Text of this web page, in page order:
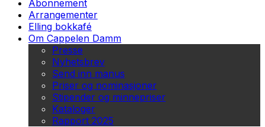
Abonnement
Arrangementer
Elling bokkafé
Om Cappelen Damm
Presse
Nyhetsbrev
Send inn manus
Priser og nominasjoner
Stipender og minnepriser
Kataloger
Rapport 2025